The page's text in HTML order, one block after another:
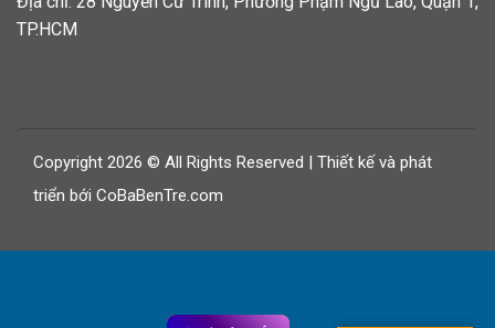
TP.HCM
Copyright 2026 © All Rights Reserved | Thiết kế và phát
triển bới CoBaBenTre.com